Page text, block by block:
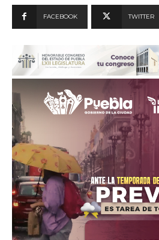
FACEBOOK TWITTER